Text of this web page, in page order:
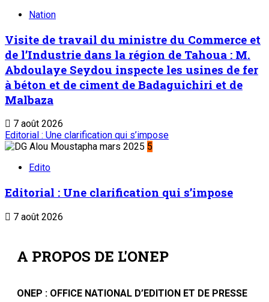
Nation
Visite de travail du ministre du Commerce et
de l’Industrie dans la région de Tahoua : M.
Abdoulaye Seydou inspecte les usines de fer
à béton et de ciment de Badaguichiri et de
Malbaza
7 août 2026
Editorial : Une clarification qui s’impose
5
Edito
Editorial : Une clarification qui s’impose
7 août 2026
A PROPOS DE L'ONEP
ONEP : OFFICE NATIONAL D’EDITION ET DE PRESSE